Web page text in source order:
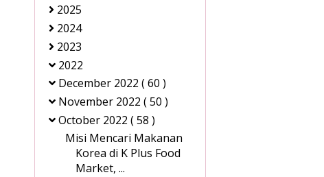
2025
2024
2023
2022
December 2022 ( 60 )
November 2022 ( 50 )
October 2022 ( 58 )
Misi Mencari Makanan
Korea di K Plus Food
Market, ...